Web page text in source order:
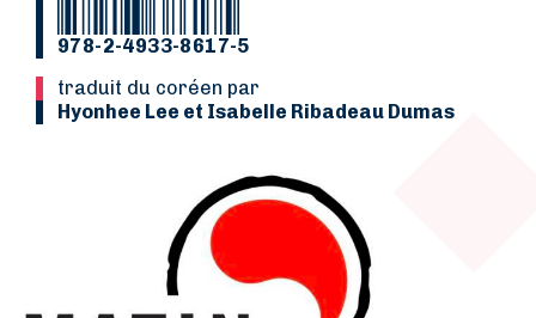
978-2-4933-8617-5
Traduit du coréen par
Hyonhee Lee et Isabelle Ribadeau Dumas